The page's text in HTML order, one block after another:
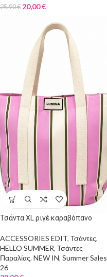
25,90€ 20,00€
Τσάντα ΧL ριγέ καραβόπανο
ACCESSORIES EDIT, Τσάντες,
HELLO SUMMER, Τσάντες
Παραλίας, NEW IN, Summer Sales
26